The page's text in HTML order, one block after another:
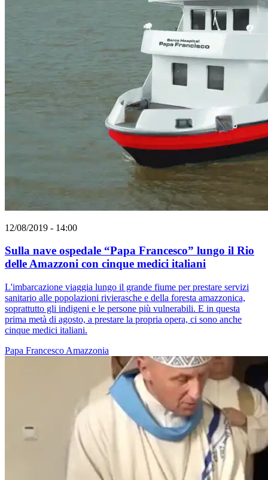
12/08/2019 - 14:00
Sulla nave ospedale “Papa Francesco” lungo il Rio
delle Amazzoni con cinque medici italiani
L'imbarcazione viaggia lungo il grande fiume per prestare servizi
sanitario alle popolazioni rivierasche e della foresta amazzonica,
soprattutto gli indigeni e le persone più vulnerabili. E in questa
prima metà di agosto, a prestare la propria opera, ci sono anche
cinque medici italiani.
Papa Francesco Amazzonia